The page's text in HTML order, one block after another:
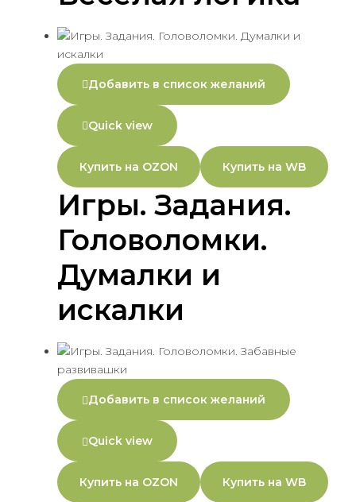
Добавить в список желаний
Quick view
Купить на OZON Купить на WB
Игры. Задания.
Головоломки.
Думалки и
искалки
Добавить в список желаний
Quick view
Купить на OZON Купить на WB